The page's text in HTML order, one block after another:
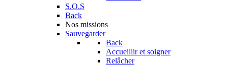
S.O.S
Back
Nos missions
Sauvegarder
Back
Accueillir et soigner
Relâcher